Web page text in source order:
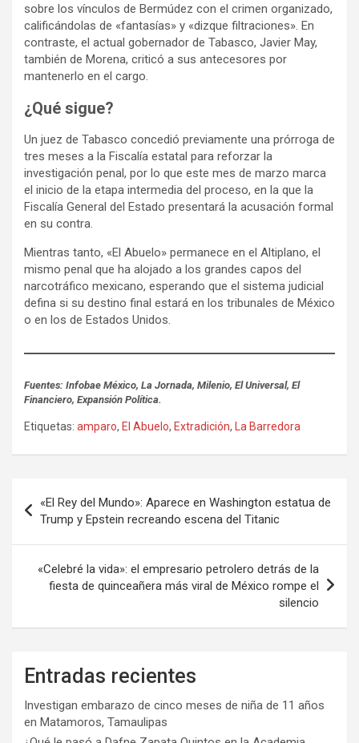
sobre los vínculos de Bermúdez con el crimen organizado,
calificándolas de «fantasías» y «dizque filtraciones». En
contraste, el actual gobernador de Tabasco, Javier May,
también de Morena, criticó a sus antecesores por
mantenerlo en el cargo.
¿Qué sigue?
Un juez de Tabasco concedió previamente una prórroga de
tres meses a la Fiscalía estatal para reforzar la
investigación penal, por lo que este mes de marzo marca
el inicio de la etapa intermedia del proceso, en la que la
Fiscalía General del Estado presentará la acusación formal
en su contra.
Mientras tanto, «El Abuelo» permanece en el Altiplano, el
mismo penal que ha alojado a los grandes capos del
narcotráfico mexicano, esperando que el sistema judicial
defina si su destino final estará en los tribunales de México
o en los de Estados Unidos.
Fuentes: Infobae México, La Jornada, Milenio, El Universal, El
Financiero, Expansión Política.
Etiquetas: amparo, El Abuelo, Extradición, La Barredora
de
entradas
«El Rey del Mundo»: Aparece en Washington estatua de
Trump y Epstein recreando escena del Titanic
«Celebré la vida»: el empresario petrolero detrás de la
fiesta de quinceañera más viral de México rompe el
silencio
Entradas recientes
Investigan embarazo de cinco meses de niña de 11 años
en Matamoros, Tamaulipas